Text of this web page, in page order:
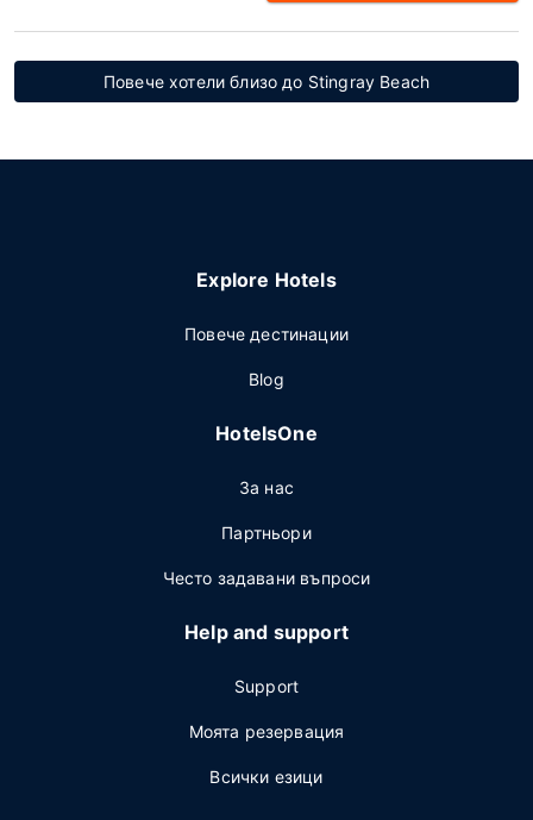
Повече хотели близо до Stingray Beach
Explore Hotels
Повече дестинации
Blog
HotelsOne
За нас
Партньори
Често задавани въпроси
Help and support
Support
Моята резервация
Всички езици